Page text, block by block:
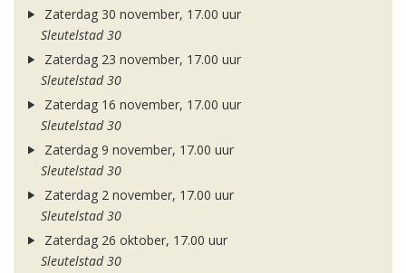
Zaterdag 30 november, 17.00 uur
Sleutelstad 30
Zaterdag 23 november, 17.00 uur
Sleutelstad 30
Zaterdag 16 november, 17.00 uur
Sleutelstad 30
Zaterdag 9 november, 17.00 uur
Sleutelstad 30
Zaterdag 2 november, 17.00 uur
Sleutelstad 30
Zaterdag 26 oktober, 17.00 uur
Sleutelstad 30